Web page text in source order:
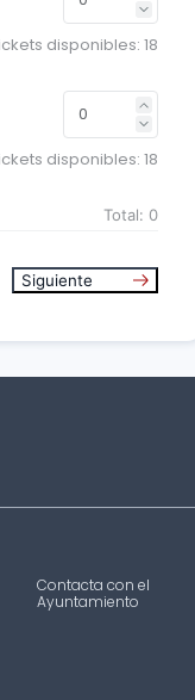
disponibles: 18
disponibles: 18
Total: 0
Siguiente
Contacta con el
Ayuntamiento